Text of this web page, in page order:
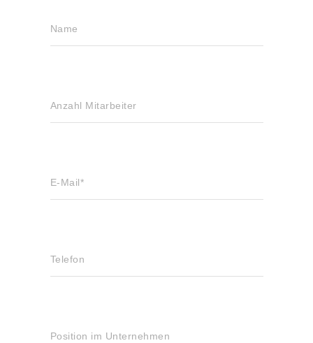
Name
Anzahl Mitarbeiter
E-Mail*
Telefon
Position im Unternehmen